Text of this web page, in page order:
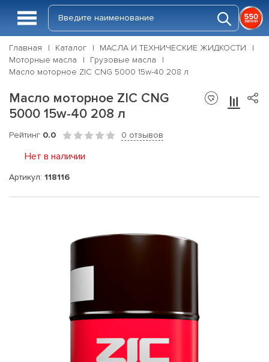
Главная Каталог
МАСЛА И ТЕХНИЧЕСКИЕ ЖИДКОСТИ
Моторные масла
Грузовые масла
Масло моторное ZIC CNG 5000 15w-40 208 л
Масло моторное ZIC CNG
5000 15w-40 208 л
Рейтинг 0.0 0 отзывов
Нет в наличии
Артикул: 118116